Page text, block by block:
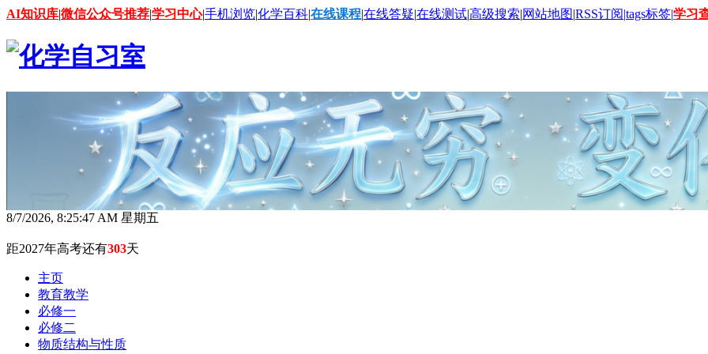
AI知识库|微信公众号推荐|学习中心|手机浏览|化学百科|在线课程|在线答疑|在线测试|高级搜索|网站地图|RSS订阅|tags标签|学习
8/7/2026, 8:25:49 AM 星期五
距2027年高考还有303天
主页
教育教学
必修一
必修二
物质结构与性质